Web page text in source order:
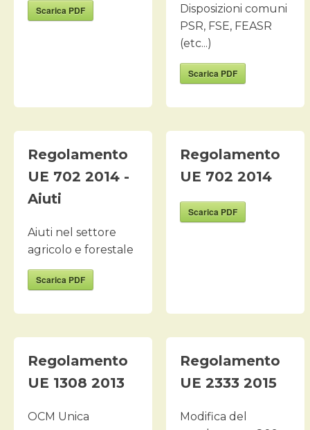
Scarica PDF
Disposizioni comuni
PSR, FSE, FEASR
(etc...)
Scarica PDF
Regolamento
UE 702 2014 -
Aiuti
Aiuti nel settore
agricolo e forestale
Scarica PDF
Regolamento
UE 702 2014
Scarica PDF
Regolamento
UE 1308 2013
OCM Unica
Regolamento
UE 2333 2015
Modifica del